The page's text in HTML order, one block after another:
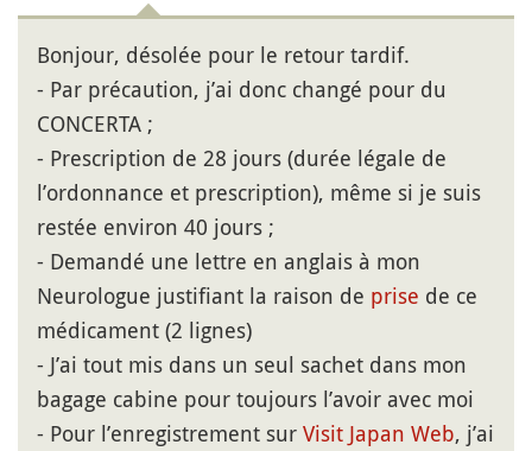
Bonjour, désolée pour le retour tardif.
- Par précaution, j’ai donc changé pour du
CONCERTA ;
- Prescription de 28 jours (durée légale de
l’ordonnance et prescription), même si je suis
restée environ 40 jours ;
- Demandé une lettre en anglais à mon
Neurologue justifiant la raison de prise de ce
médicament (2 lignes)
- J’ai tout mis dans un seul sachet dans mon
bagage cabine pour toujours l’avoir avec moi
- Pour l’enregistrement sur Visit Japan Web, j’ai